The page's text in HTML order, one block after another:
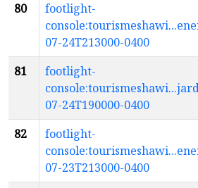
80
footlight-
07-24T213000-0400
81
footlight-
07-24T190000-0400
82
footlight-
07-23T213000-0400